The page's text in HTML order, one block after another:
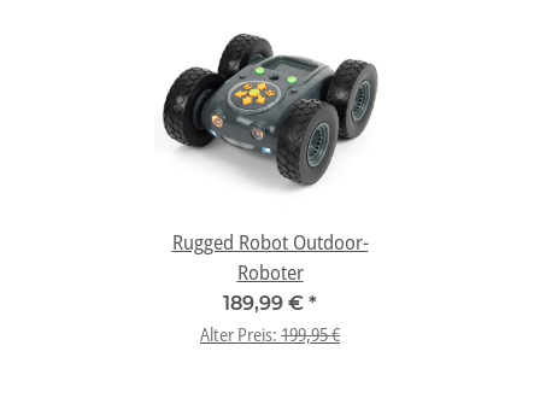
Rugged Robot Outdoor-
Roboter
189,99 € *
Alter Preis: 199,95 €